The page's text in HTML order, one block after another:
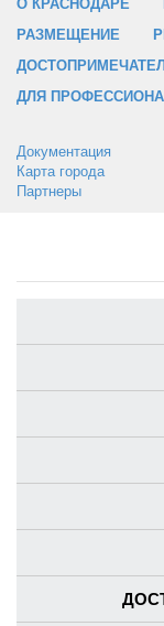
О КРАСНОДАРЕ
РАЗМЕЩЕНИЕ
ДЛЯ
Документация
Карта города
Партнеры